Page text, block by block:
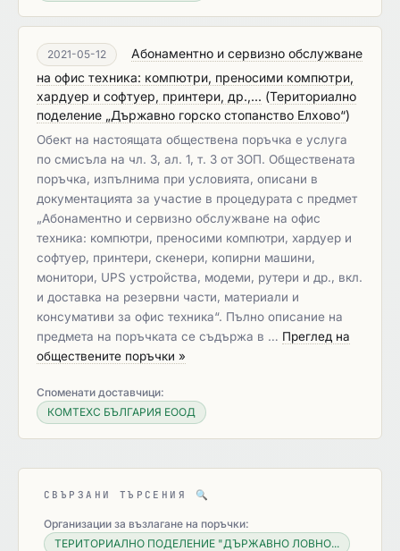
2021-05-12
Абонаментно и сервизно обслужване
на офис техника: компютри, преносими компютри,
хардуер и софтуер, принтери, др.,... (Териториално
поделение „Държавно горско стопанство Елхово“)
Обект на настоящата обществена поръчка е услуга
по смисъла на чл. 3, ал. 1, т. 3 от ЗОП. Обществената
поръчка, изпълнима при условията, описани в
документацията за участие в процедурата с предмет
„Абонаментно и сервизно обслужване на офис
техника: компютри, преносими компютри, хардуер и
софтуер, принтери, скенери, копирни машини,
монитори, UPS устройства, модеми, рутери и др., вкл.
и доставка на резервни части, материали и
консумативи за офис техника“. Пълно описание на
предмета на поръчката се съдържа в … Преглед на
обществените поръчки »
Споменати доставчици:
КОМТЕХС БЪЛГАРИЯ ЕООД
СВЪРЗАНИ ТЪРСЕНИЯ 🔍
Организации за възлагане на поръчки:
ТЕРИТОРИАЛНО ПОДЕЛЕНИЕ "ДЪРЖАВНО ЛОВНО...